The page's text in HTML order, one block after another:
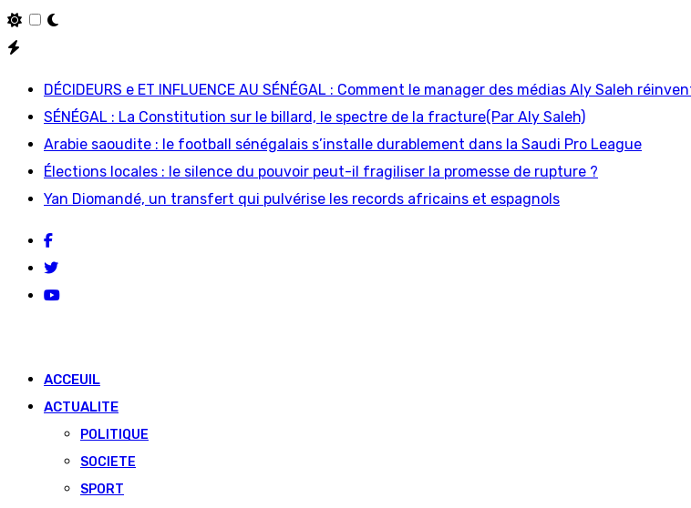
Skip
content
DÉCIDEURS e ET INFLUENCE AU SÉNÉGAL : Comment le manager des médias Aly Saleh
SÉNÉGAL : La Constitution sur le billard, le spectre de la fracture(Par Aly Saleh)
Arabie saoudite : le football sénégalais s’installe durablement dans la Saudi Pro League
Élections locales : le silence du pouvoir peut-il fragiliser la promesse de rupture ?
Yan Diomandé, un transfert qui pulvérise les records africains et espagnols
ACCEUIL
ACTUALITE
POLITIQUE
SOCIETE
SPORT